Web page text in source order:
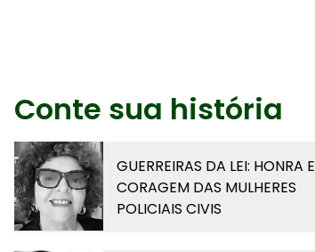
Conte sua história
GUERREIRAS DA LEI: HONRA E
CORAGEM DAS MULHERES
POLICIAIS CIVIS